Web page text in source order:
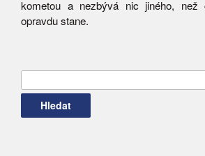
kometou a nezbývá nic jiného,
opravdu stane.